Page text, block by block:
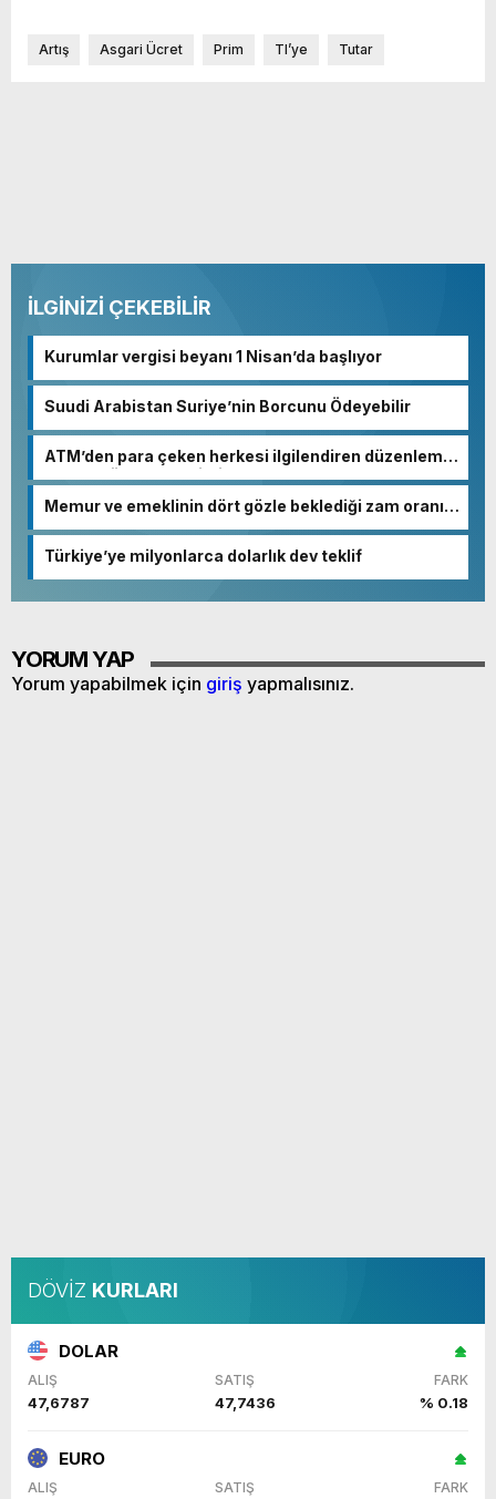
Artış Asgari Ücret Prim Tl’ye Tutar
İLGİNİZİ ÇEKEBİLİR
Kurumlar vergisi beyanı 1 Nisan’da başlıyor
Suudi Arabistan Suriye’nin Borcunu Ödeyebilir
ATM’den para çeken herkesi ilgilendiren düzenleme!
Sayılar tümden değişti
Memur ve emeklinin dört gözle beklediği zam oranı
Türkiye’ye milyonlarca dolarlık dev teklif
YORUM YAP
Yorum yapabilmek için giriş yapmalısınız.
DÖVİZ KURLARI
DOLAR
ALIŞ SATIŞ FARK
47,6787 47,7436 % 0.18
EURO
ALIŞ SATIŞ FARK